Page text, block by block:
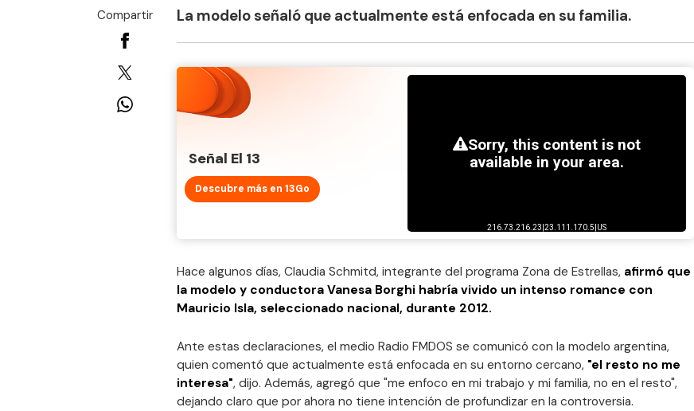
Compartir La modelo señaló que actualmente está enfocada en su familia.
Señal El 13
Descubre más en 13Go
Hace algunos días, Claudia Schmitd, integrante del programa Zona de Estrellas, afirmó que
la modelo y conductora Vanesa Borghi habría vivido un intenso romance con
Mauricio Isla, seleccionado nacional, durante 2012.
Ante estas declaraciones, el medio Radio FMDOS se comunicó con la modelo argentina,
quien comentó que actualmente está enfocada en su entorno cercano, "el resto no me
interesa", dijo. Además, agregó que "me enfoco en mi trabajo y mi familia, no en el resto",
dejando claro que por ahora no tiene intención de profundizar en la controversia.